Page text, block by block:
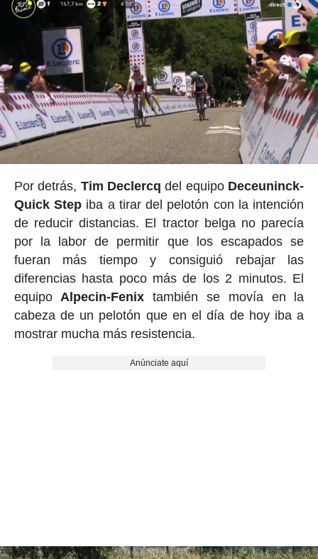
Por detrás, Tim Declercq del equipo Deceuninck-
Quick Step iba a tirar del pelotón con la intención
de reducir distancias. El tractor belga no parecía
por la labor de permitir que los escapados se
fueran más tiempo y consiguió rebajar las
diferencias hasta poco más de los 2 minutos. El
equipoAlpecin-Fenix también se movía en la
cabeza de un pelotón que en el día de hoy iba a
mostrar mucha más resistencia.
Anúnciate aquí